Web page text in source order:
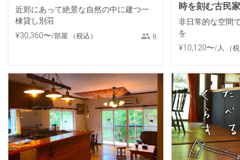
近郊にあって絶景な自然の中に建つ一
棟貸し別荘
¥30,360〜/部屋 （税込） 8
時を刻む古民家
非日常的な空間
を
¥10,120〜/人 （